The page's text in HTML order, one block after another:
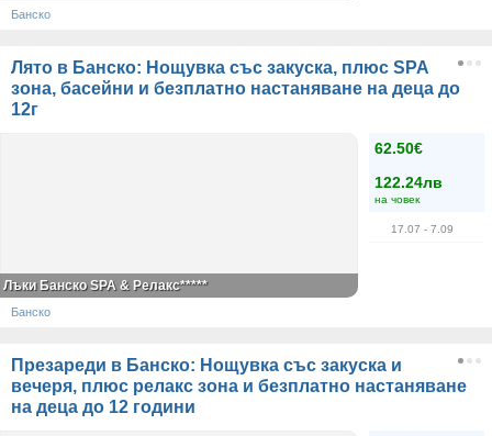
Банско
Лято в Банско: Нощувка със закуска, плюс SPA
зона, басейни и безплатно настаняване на деца до
12г
62.50€
122.24лв
на човек
17.07 - 7.09
Лъки Банско SPA & Релакс*****
Банско
Презареди в Банско: Нощувка със закуска и
вечеря, плюс релакс зона и безплатно настаняване
на деца до 12 години